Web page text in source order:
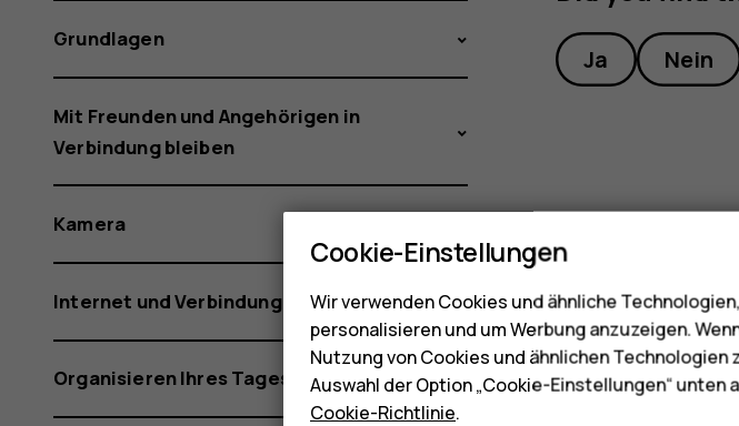
Ja Nein
Grundlagen
Mit Freunden und Angehörigen in
Verbindung bleiben
Kamera
Internet und Verbindungen
Organisieren Ihres Tages
Cookie-Einstellungen
Wir verwenden Cookies und ähnliche
personalisieren und um Werbung anzuzeigen.
Nutzung von Cookies und ähnlichen
Auswahl der Option „Cookie-Einstellungen“
Cookie-Richtlinie.